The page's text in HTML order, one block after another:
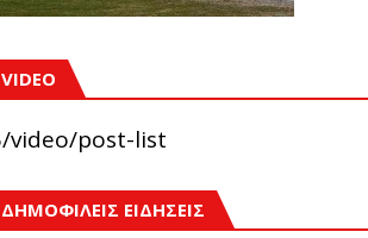
VIDEO
video/post-list
ΔΗΜΟΦΙΛΕΙΣ ΕΙΔΗΣΕΙΣ